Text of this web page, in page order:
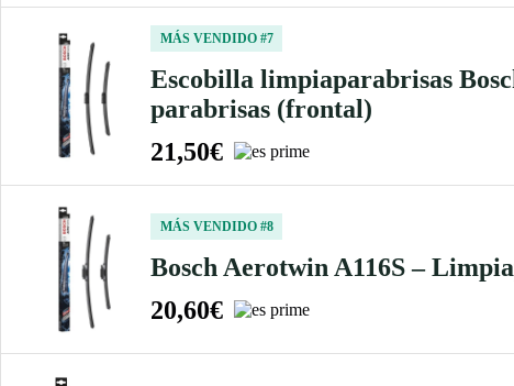
MÁS VENDIDO #7
Escobilla limpiaparabrisas
parabrisas (frontal)
21,50€
MÁS VENDIDO #8
Bosch Aerotwin A116S –
20,60€